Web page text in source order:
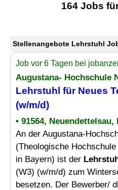
164 Jobs
Stellenangebote Lehrstuhl
Job vor 6 Tagen bei
Augustana- Hochschule
Lehrstuhl für Neues
(w/m/d)
• 91564,
An der Augustana-
(Theologische
in Bayern) ist der
(W3) (w/m/d) zum
besetzen. Der Bewerber/